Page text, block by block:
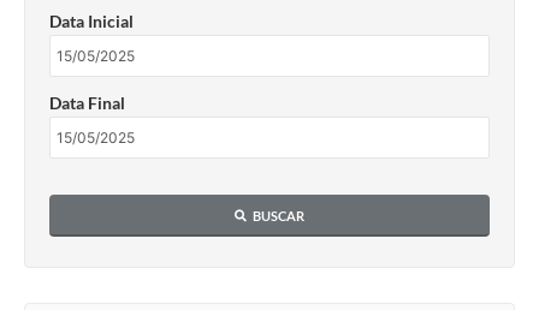
Telefones Úteis
Cavernas do Peruaçu
Notícias
Data Inicial
Data Final
BUSCAR